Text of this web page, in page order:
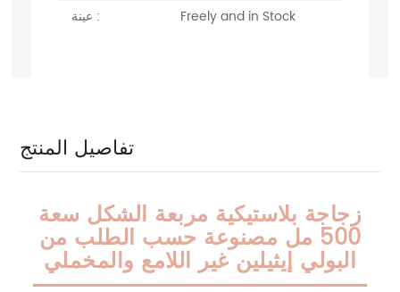
عينة :
Freely and in Stock
تفاصيل المنتج
زجاجة بلاستيكية مربعة الشكل سعة
500 مل مصنوعة حسب الطلب من
البولي إيثيلين غير اللامع والمخملي